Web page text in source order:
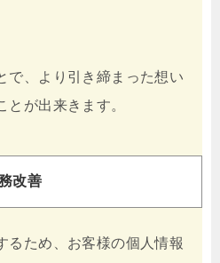
で、より引き締まった想い
とが出来きます。
改善
るため、お客様の個人情報